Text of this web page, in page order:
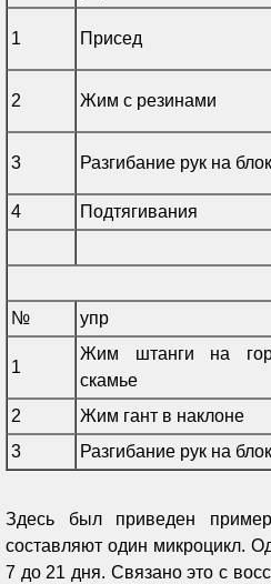
1 Присед
2 Жим с резинами
3 Разгибание рук на
4 Подтягивания
№
упр
1
Жим штанги на
скамье
2
Жим гант в наклоне
3
Разгибание рук на
Здесь был приведен
составляют один микроцикл.
7 до 21 дня. Связано это с